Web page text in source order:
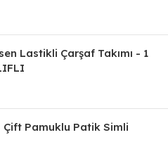
Lastikli Çarşaf Takımı - 1
Çift Pamuklu Patik Simli